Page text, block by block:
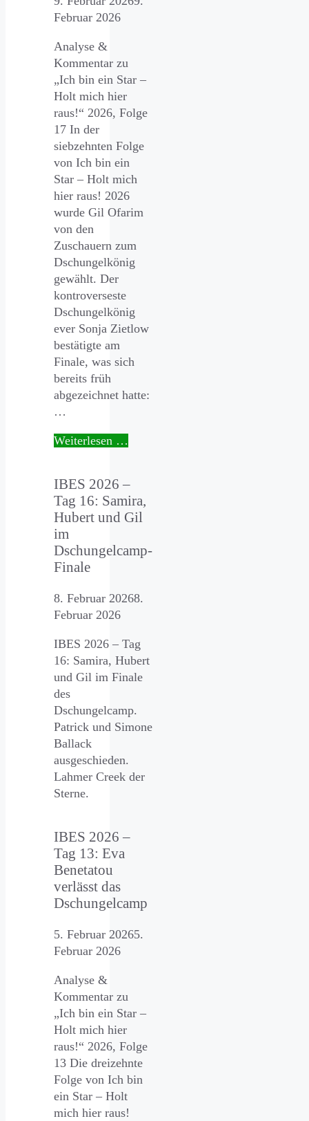
Februar 2026
Analyse &
Kommentar zu
„Ich bin ein Star –
Holt mich hier
raus!“ 2026, Folge
17 In der
siebzehnten Folge
von Ich bin ein
Star – Holt mich
hier raus! 2026
wurde Gil Ofarim
von den
Zuschauern zum
Dschungelkönig
gewählt. Der
kontroverseste
Dschungelkönig
ever Sonja Zietlow
bestätigte am
Finale, was sich
bereits früh
abgezeichnet hatte:
…
Weiterlesen …
IBES 2026 –
Tag 16: Samira,
Hubert und Gil
im
Dschungelcamp-
Finale
8. Februar 20268.
Februar 2026
IBES 2026 – Tag
16: Samira, Hubert
und Gil im Finale
des
Dschungelcamp.
Patrick und Simone
Ballack
ausgeschieden.
Lahmer Creek der
Sterne.
IBES 2026 –
Tag 13: Eva
Benetatou
verlässt das
Dschungelcamp
5. Februar 20265.
Februar 2026
Analyse &
Kommentar zu
„Ich bin ein Star –
Holt mich hier
raus!“ 2026, Folge
13 Die dreizehnte
Folge von Ich bin
ein Star – Holt
mich hier raus!